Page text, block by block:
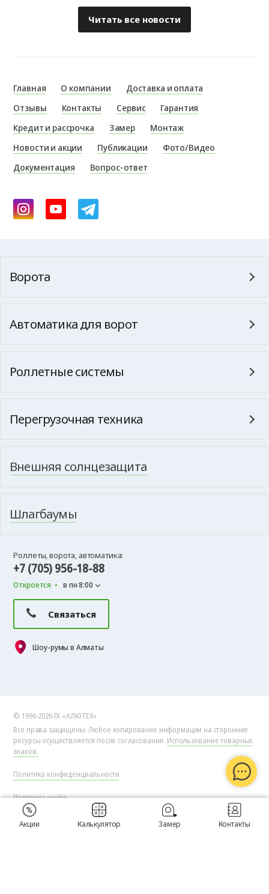
Читать все новости
Главная О компании
Доставка и оплата
Отзывы
Контакты Сервис
Гарантия
Кредит и рассрочка
Замер
Монтаж
Новости и акции
Публикации
Фото/Видео
Документация
Вопрос-ответ
Ворота
Автоматика для ворот
Роллетные системы
Перегрузочная техника
Внешняя солнцезащита
Шлагбаумы
Роллеты, ворота, автоматика:
+7 (705) 956-18-88
Откроется в пн 8:00
Связаться
Шоу-румы в Алматы
© 1996-2026 ГК «АЛЮТЕХ»
Все права защищены. Любое копирование информации на сторонние
ресурсы осуществляется после согласования. Использование товарных
знаков.
Политика конфиденциальности
Политика cookie
Согласие на обработку персональных данных
Акции Калькулятор Замер Контакты